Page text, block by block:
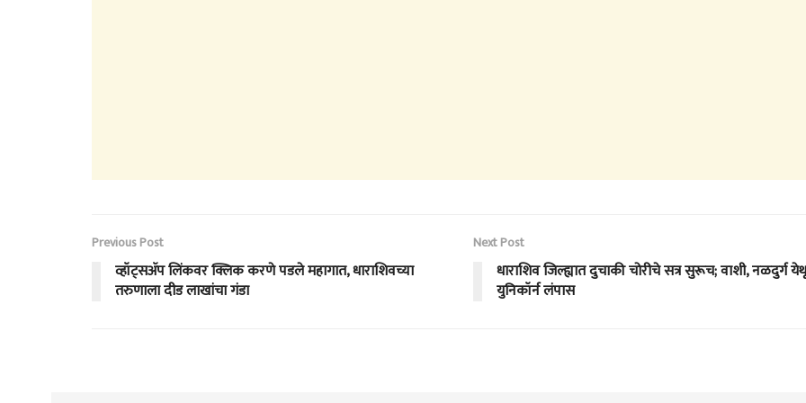
Previous Post
व्हॉट्सॲप लिंकवर क्लिक करणे पडले महागात, धाराशिवच्या
तरुणाला दीड लाखांचा गंडा
Next Post
धाराशिव जिल्ह्यात दुचाकी चोरीचे सत्र सुरूच; वाशी, नळदुर्ग
युनिकॉर्न लंपास